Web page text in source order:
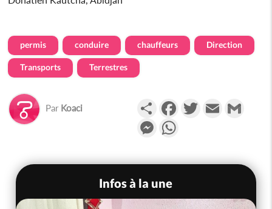
permis conduire chauffeurs Direction
Transports Terrestres
Par Koaci PartagerFacebookTwitterEmail
Messenger
Infos à la une